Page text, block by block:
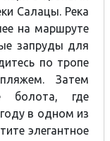
Салацы. Река
на маршруте
запруды для
по тропе
Затем
болота, где
в одном из
элегантное